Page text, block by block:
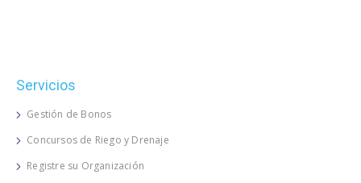
Servicios
Gestión de Bonos
Concursos de Riego y Drenaje
Registre su Organización